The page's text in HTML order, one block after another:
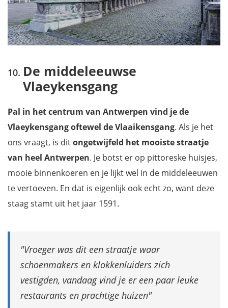
De middeleeuwse
Vlaeykensgang
Pal in het centrum van Antwerpen vind je de
Vlaeykensgang oftewel de Vlaaikensgang. Als je het
ons vraagt, is ditongetwijfeld het mooiste straatje
van heel Antwerpen. Je botst er op pittoreske huisjes,
mooie binnenkoeren en je lijkt wel in de middeleeuwen
te vertoeven. En dat is eigenlijk ook echt zo, want deze
staag stamt uit het jaar 1591.
Vroeger was dit een straatje waar
schoenmakers en klokkenluiders zich
vestigden, vandaag vind je er een paar leuke
restaurants en prachtige huizen